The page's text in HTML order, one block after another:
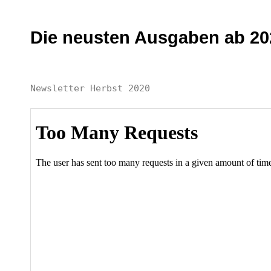
Die neusten Ausgaben ab
Newsletter Herbst 2020